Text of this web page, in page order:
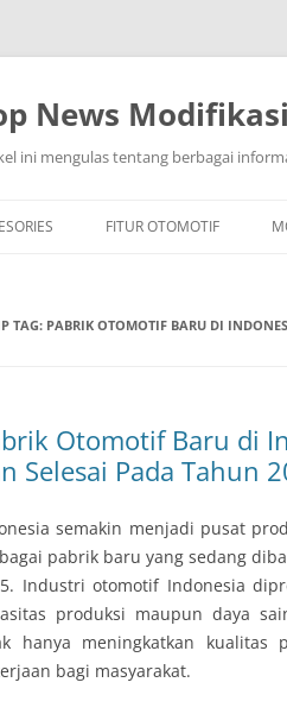
News
ini mengulas tentang berbagai
FITUR OTOMOTIF
TAG: PABRIK OTOMOTIF BARU DI
Otomotif Baru di
Selesai Pada Tahun
semakin menjadi pusat
pabrik baru yang sedang
Industri otomotif Indonesia
produksi maupun daya
hanya meningkatkan kualitas
bagi masyarakat.